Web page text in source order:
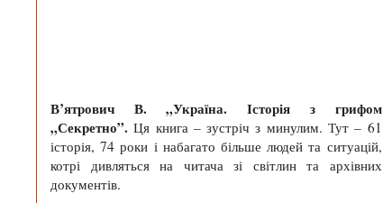
В’ятрович В. „Україна. Історія з грифом
„Секретно”. Ця книга – зустріч з минулим. Тут – 61
історія, 74 роки і набагато більше людей та ситуацій,
котрі дивляться на читача зі світлин та архівних
документів.